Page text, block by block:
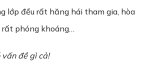
lớp đều rất hăng hái tham gia, hòa
phóng khoáng…
vấn đềgì cả!